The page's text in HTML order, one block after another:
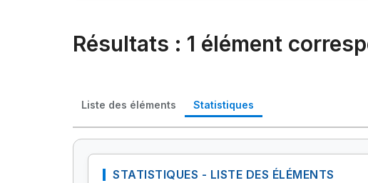
Résultats : 1 élément
Liste des éléments Statistiques
STATISTIQUES - LISTE DES ÉLÉMENTS